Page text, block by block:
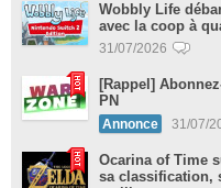
Wobbly Life
avec la coop à
31/07/2026
[Rappel]
PN
Annonce 31/07/
Ocarina of Time
sa classification,